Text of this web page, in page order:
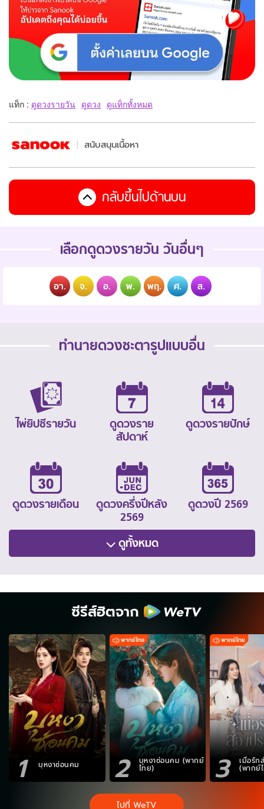
แท็ก : ดูดวงรายวัน ดูดวง ดูแท็กทั้งหมด
สนับสนุนเนื้อหา
กลับขึ้นไปด้านบน
เลือกดูดวงรายวัน วันอื่นๆ
อา. จ. อ. พ. พฤ. ศ. ส.
ทำนายดวงชะตารูปแบบอื่น
ไพ่ยิปซีรายวัน
ดูดวงราย
สัปดาห์
ดูดวงรายปักษ์
ดูดวงรายเดือน
ดูดวงครึ่งปีหลัง
2569
ดูดวงปี 2569
ดูทั้งหมด
ซีรีส์ฮิตจาก
1 บุหงาซ่อนคม 2 บุหงาซ่อนคม (พากย์
ไทย) 3 เมื่อรัก
(พากย์
ไปที่ WeTV